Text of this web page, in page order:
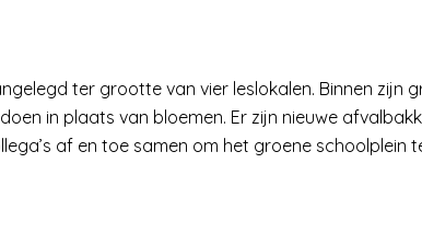
ter grootte van vier leslokalen. Binnen zijn
in plaats van bloemen. Er zijn nieuwe
af en toe samen om het groene schoolplein